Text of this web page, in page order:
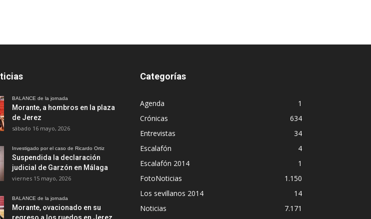
BALANCE de la jornada
Morante, a hombros en la plaza
de Jerez
sábado 16 mayo, 2026
Investigado por el caso de Ricardo Ortiz
Suspendida la declaración
judicial de Garzón en Málaga
viernes 15 mayo, 2026
BALANCE de la jornada
Morante, ovacionado en su
Categorías
Agenda
1
Crónicas
634
Entrevistas
34
Escalafón
4
Escalafón 2014
1
FotoNoticias
1.150
Los sevillanos 2014
14
Noticias
7.171